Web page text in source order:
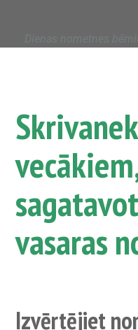
vasaras
Izvērtējiet